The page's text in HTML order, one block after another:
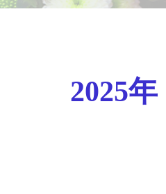
2025年